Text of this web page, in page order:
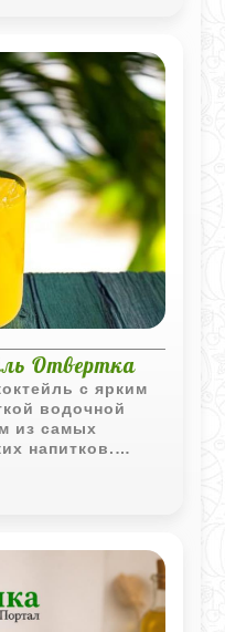
Отвертка
с ярким
водочной
из самых
напитков.
делает
любой